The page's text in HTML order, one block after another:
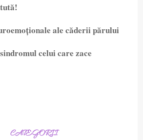
ale căderii părului
celui care zace
CATEGORII